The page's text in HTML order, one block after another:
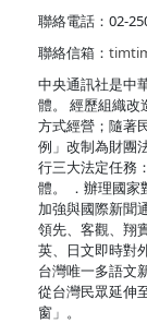
聯絡電話：02-
聯絡信箱：
中央通訊社是中
體。 經歷組織改
方式經營；隨著
例」改制為財團
行三大法定任務
體。 ．辦理國家
加強與國際新聞
領先、客觀、翔
英、日文即時對
台灣唯一多語文
從台灣民眾延伸
窗」。